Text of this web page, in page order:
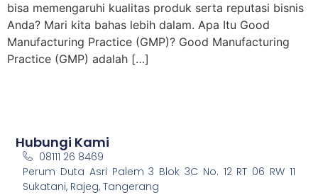
bisa memengaruhi kualitas produk serta reputasi bisnis
Anda? Mari kita bahas lebih dalam. Apa Itu Good
Manufacturing Practice (GMP)? Good Manufacturing
Practice (GMP) adalah […]
Hubungi Kami
08111 26 8469
Perum Duta Asri Palem 3 Blok 3C No. 12 RT 06 RW 11
Sukatani, Rajeg, Tangerang